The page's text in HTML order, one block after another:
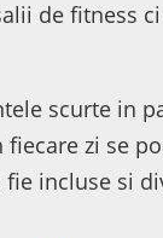
de fitness
scurte in
fiecare zi se
incluse si